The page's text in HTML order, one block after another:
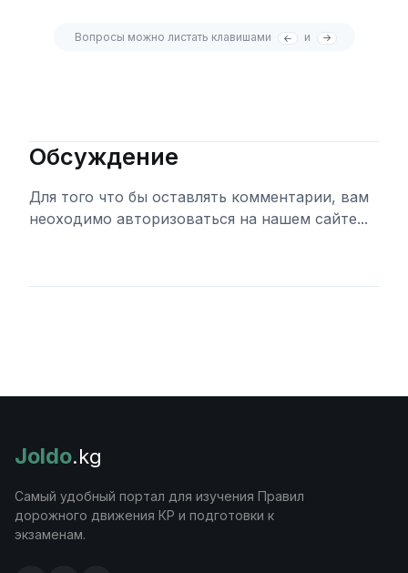
Вопросы можно листать клавишами и
Обсуждение
Для того что бы оставлять комментарии, вам
неоходимо авторизоваться на нашем сайте...
Joldo.kg
Самый удобный портал для изучения Правил
дорожного движения КР и подготовки к
экзаменам.